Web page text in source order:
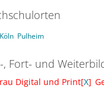
Köln Pulheim
, Fort- und
Digital und Print[X]